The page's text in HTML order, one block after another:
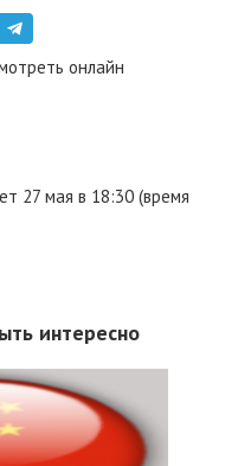
онлайн
27 мая в 18:30 (время
интересно